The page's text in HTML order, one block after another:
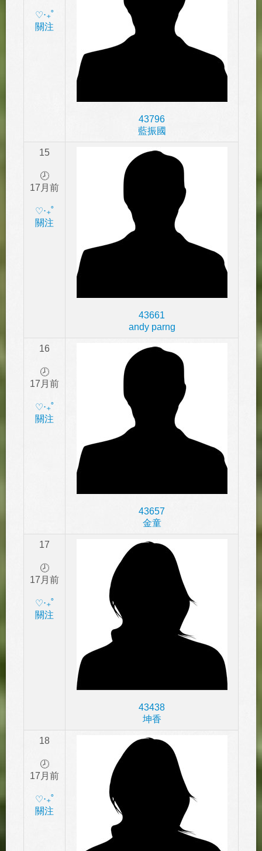
‎♡‧₊˚
關注
43796
藍振國
15
🕗
17月前
‎♡‧₊˚
關注
43661
andy parng
16
🕗
17月前
‎♡‧₊˚
關注
43657
金童
17
🕗
17月前
‎♡‧₊˚
關注
43438
坤香
18
🕗
17月前
‎♡‧₊˚
關注